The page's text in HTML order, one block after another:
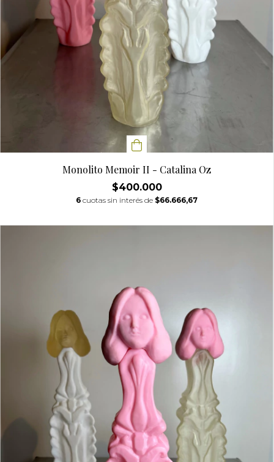
Monolito Memoir II - Catalina Oz
$400.000
6 cuotas sin interés de $66.666,67